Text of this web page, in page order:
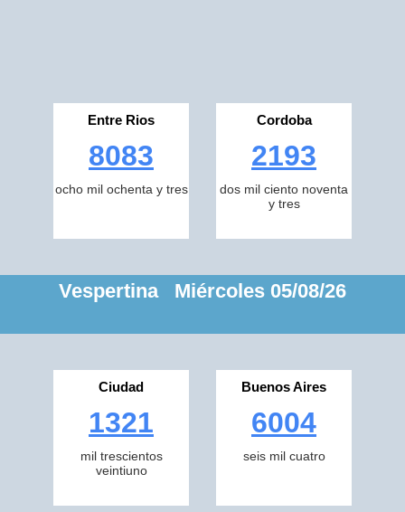
Entre Rios
8083
ocho mil ochenta y tres
Cordoba
2193
dos mil ciento noventa
y tres
Vespertina Miércoles 05/08/26
Ciudad
1321
mil trescientos
veintiuno
Buenos Aires
6004
seis mil cuatro